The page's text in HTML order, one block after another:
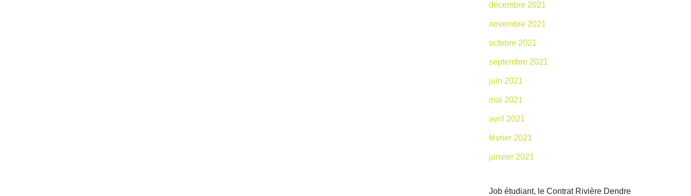
décembre 2021
novembre 2021
octobre 2021
septembre 2021
juin 2021
mai 2021
avril 2021
février 2021
janvier 2021
Job étudiant, le Contrat Rivière Dendre